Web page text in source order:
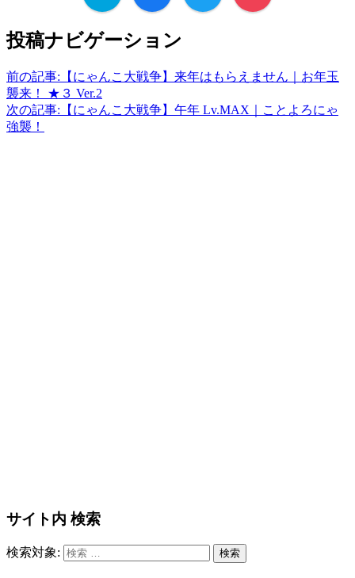
投稿ナビゲーション
前の記事: 【にゃんこ大戦争】来年はもらえません｜お年玉
襲来！ ★３ Ver.2
次の記事: 【にゃんこ大戦争】午年 Lv.MAX｜ことよろにゃ
強襲！
サイト内 検索
検索対象: 検索